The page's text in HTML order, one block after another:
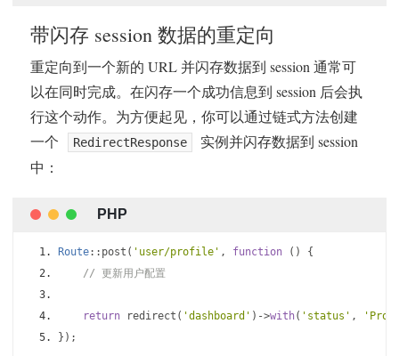
带闪存 session 数据的重定向
重定向到一个新的 URL 并闪存数据到 session 通常可
以在同时完成。在闪存一个成功信息到 session 后会执
行这个动作。为方便起见，你可以通过链式方法创建
一个
RedirectResponse
实例并闪存数据到 session
中：
Route:: post ( 'user/profile' , function ()
{
// 更新用户配置
return redirect ( 'dashboard' )->with( 'status' ,
});